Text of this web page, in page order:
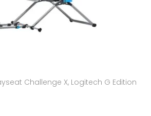
Challenge X, Logitech G Edition